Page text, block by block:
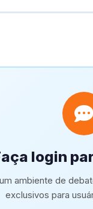
login
ambiente de
exclusivos para